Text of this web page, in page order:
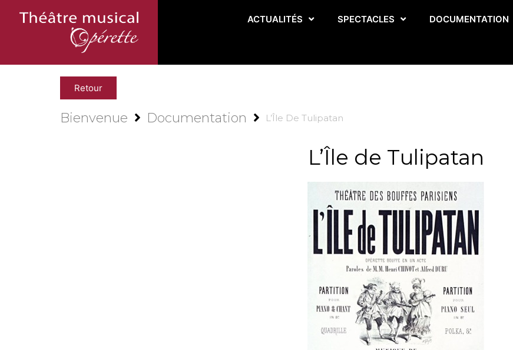
ACTUALITÉS SPECTACLES DOCUMENTATION
Retour
Bienvenue Documentation L’Île De Tulipatan
L’Île de Tulipatan